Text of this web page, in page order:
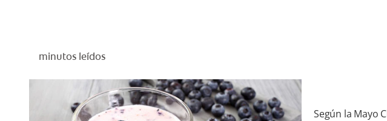
minutos leídos
Según la Mayo